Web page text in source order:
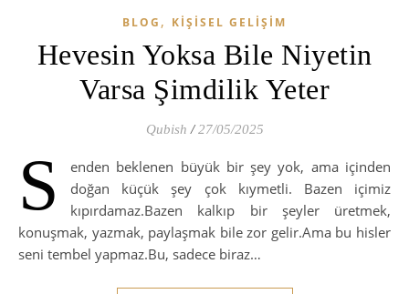
BLOG , KIŞISEL GELIŞIM
Hevesin Yoksa Bile Niyetin
Varsa Şimdilik Yeter
Qubish / 27/05/2025
S
enden beklenen büyük bir şey yok, ama içinden
doğan küçük şey çok kıymetli. Bazen içimiz
kıpırdamaz.Bazen kalkıp bir şeyler üretmek,
konuşmak, yazmak, paylaşmak bile zor gelir.Ama bu hisler
seni tembel yapmaz.Bu, sadece biraz…